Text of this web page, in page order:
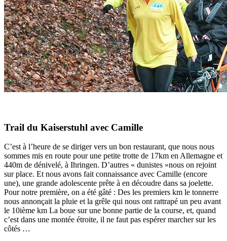
Trail du Kaiserstuhl avec Camille
C’est à l’heure de se diriger vers un bon restaurant, que nous nous
sommes mis en route pour une petite trotte de 17km en Allemagne et
440m de dénivelé, à Ihringen. D’autres « dunistes »nous on rejoint
sur place. Et nous avons fait connaissance avec Camille (encore
une), une grande adolescente prête à en découdre dans sa joelette.
Pour notre première, on a été gâté : Des les premiers km le tonnerre
nous annonçait la pluie et la grêle qui nous ont rattrapé un peu avant
le 10ième km La boue sur une bonne partie de la course, et, quand
c’est dans une montée étroite, il ne faut pas espérer marcher sur les
côtés …